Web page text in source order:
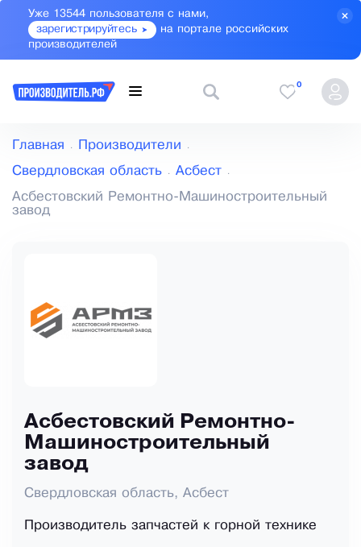
Уже 13544 пользователя с нами,
зарегистрируйтесь
на портале российских
производителей
0
Главная Производители
Свердловская область Асбест
Асбестовский Ремонтно-Машиностроительный
завод
Асбестовский Ремонтно-
Машиностроительный
завод
Свердловская область, Асбест
Производитель запчастей к горной технике